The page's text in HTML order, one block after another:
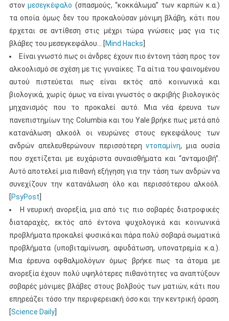
στονμεσεγκέφαλο (σπασμούς, “κοκκάλωμα” των καρπών κ.α.)
τα οποία όμως δεν του προκαλούσαν μόνιμη βλάβη, κάτι που
έρχεται σε αντίθεση στις μέχρι τώρα γνώσεις μας για τις
βλάβες του μεσεγκεφάλου… [Mind Hacks]
Είναι γνωστό πως οι άνδρες έχουν πιο έντονη τάση προς τον
αλκοολισμό σε σχέση με τις γυναίκες. Τα αίτια του φαινομένου
αυτού πιστεύεται πως είναι εκτός από κοινωνικά και
βιολογικά, χωρίς όμως να είναι γνωστός ο ακριβής βιολογικός
μηχανισμός που το προκαλεί αυτό. Μια νέα έρευνα των
πανεπιστημίων της Columbia και του Yale βρήκε πως μετά από
κατανάλωση αλκοόλ οι νευρώνες στους εγκεφάλους των
ανδρών απελευθερώνουν περισσότερηντοπαμίνη, μια ουσία
που σχετίζεται με ευχάριστα συναισθήματα και “ανταμοιβή”.
Αυτό αποτελεί μια πιθανή εξήγηση για την τάση των ανδρών να
συνεχίζουν την κατανάλωση όλο και περισσότερου αλκοόλ.
[PsyPost]
Η νευρική ανορεξία, μια από τις πιο σοβαρές διατροφικές
διαταραχές, εκτός από έντονα ψυχολογικά και κοινωνικά
προβλήματα προκαλεί φυσικά και πάρα πολύ σοβαρά σωματικά
προβλήματα (υποβιταμίνωση, αφυδάτωση, υπονατρεμία κ.α.).
Μια έρευνα οφθαλμολόγων όμως βρήκε πως τα άτομα με
ανορεξία έχουν πολύ υψηλότερες πιθανότητες να αναπτύξουν
σοβαρές μόνιμες βλάβες στους βολβούς των ματιών, κάτι που
επηρεάζει τόσο την περιφερειακή όσο και την κεντρική όραση.
[Science Daily]